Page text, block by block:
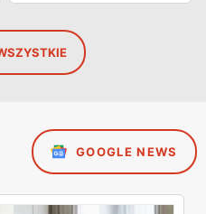
GOOGLE NEWS